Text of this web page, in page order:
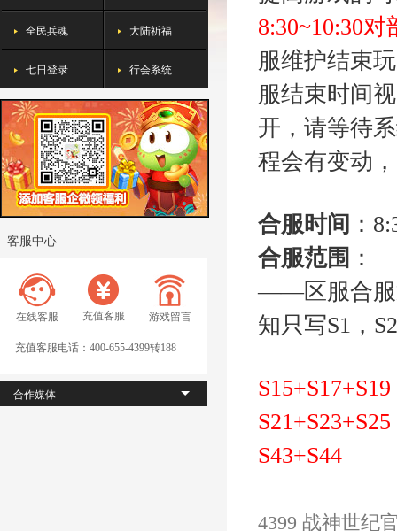
全民兵魂 大陆祈福
七日登录 行会系统
客服中心
在线客服 充值客服 游戏留言
充值客服电话：400-655-4399转188
合作媒体
8:30~10:30
服维护结束
服结束时间
开，请等待
程会有变动
合服时间 ：
合服范围 ：
——区服合服
知只写S1，
S15+S17+S19
S21+S23+S25
S43+S44
4399 战神世纪